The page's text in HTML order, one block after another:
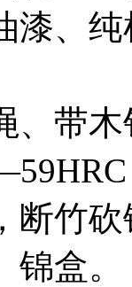
漆、
、带
断竹砍
盒。